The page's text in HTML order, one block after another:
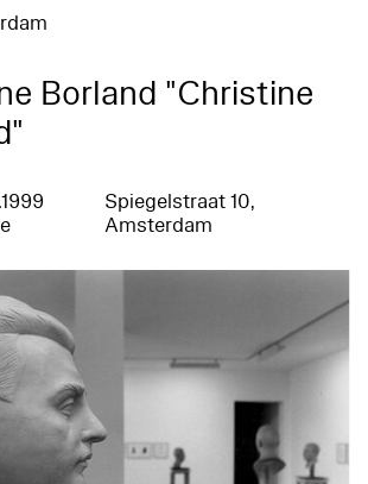
Borland "Christine
Spiegelstraat 10,
Amsterdam